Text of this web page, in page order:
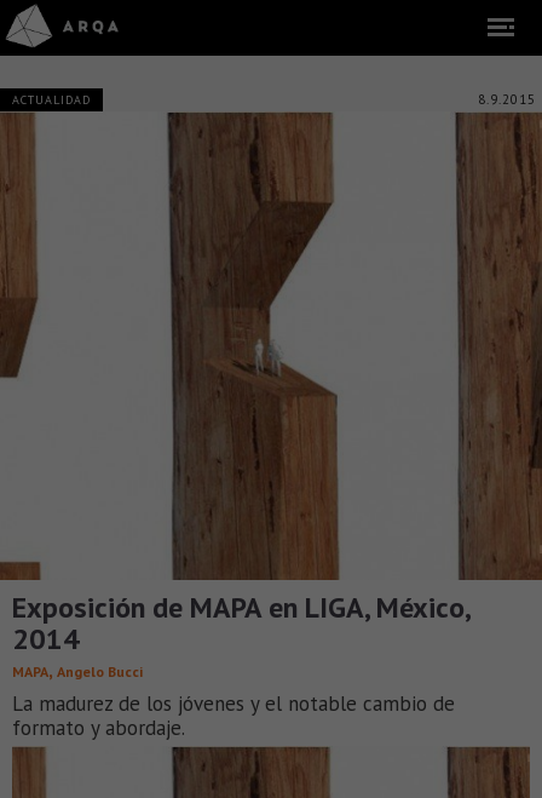
ACTUALIDAD 8.9.2015
Exposición de MAPA en LIGA, México,
2014
MAPA, Angelo Bucci
La madurez de los jóvenes y el notable cambio de
formato y abordaje.